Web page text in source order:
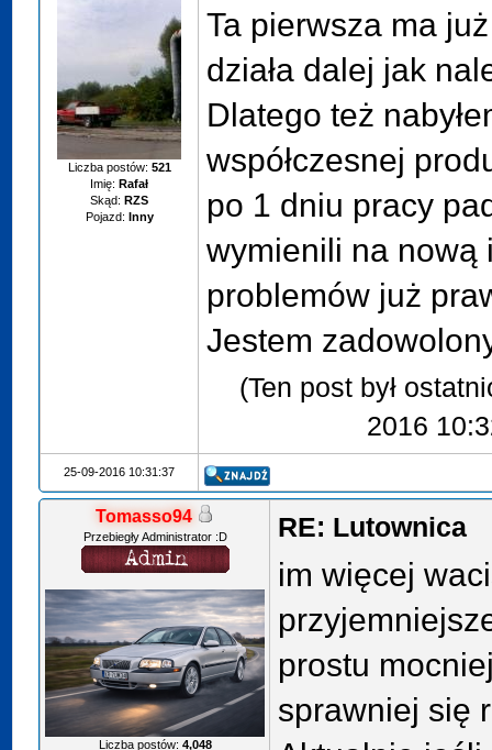
Liczba postów: 521
Imię: Rafał
Skąd: RZS
Pojazd: Inny
Ta pierwsza ma
działa dalej jak
Dlatego też
współczesnej
po 1 dniu pracy
wymienili na nową
problemów już
Jestem
(Ten post był
2016
25-09-2016 10:31:37
Tomasso94
Przebiegły Administrator :D
Liczba postów: 4,048
RE: Lutownica
im więcej
prostu
sprawniej się